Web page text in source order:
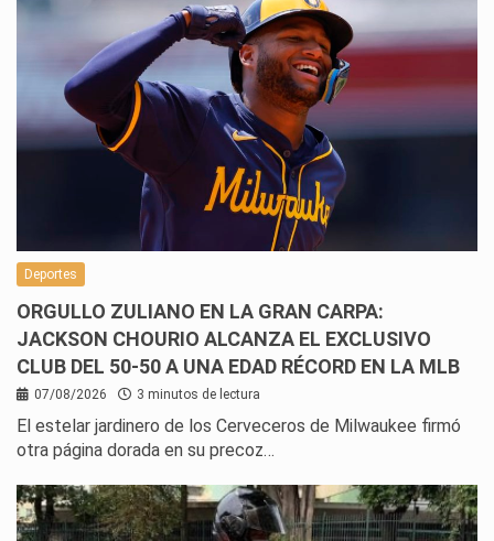
Deportes
ORGULLO ZULIANO EN LA GRAN CARPA:
JACKSON CHOURIO ALCANZA EL EXCLUSIVO
CLUB DEL 50-50 A UNA EDAD RÉCORD EN LA MLB
07/08/2026 3 minutos de lectura
El estelar jardinero de los Cerveceros de Milwaukee firmó
otra página dorada en su precoz…